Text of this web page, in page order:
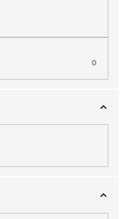
0